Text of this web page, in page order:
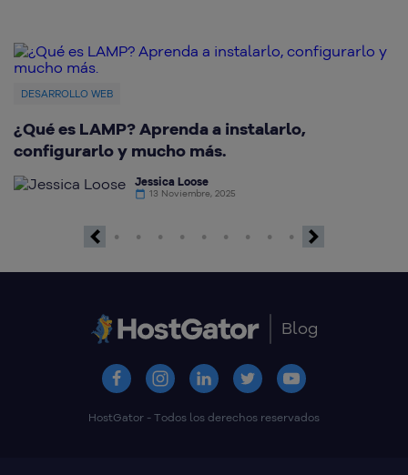
DESARROLLO WEB
¿Qué es LAMP? Aprenda a instalarlo,
configurarlo y mucho más.
Jessica Loose
13 Noviembre, 2025
Blog
HostGator - Todos los derechos reservados